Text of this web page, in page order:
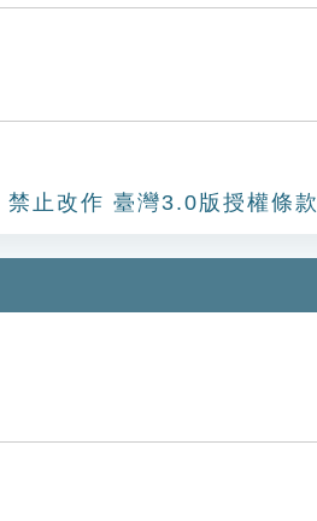
止改作 臺灣3.0版授權條款